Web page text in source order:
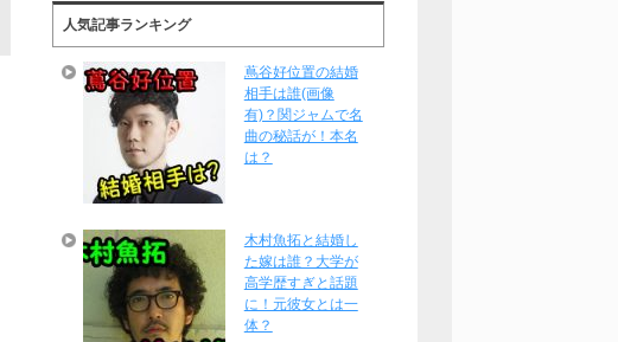
人気記事ランキング
蔦谷好位置の結婚
相手は誰(画像
有)？関ジャムで名
曲の秘話が！本名
は？
木村魚拓と結婚し
た嫁は誰？大学が
高学歴すぎと話題
に！元彼女とは一
体？